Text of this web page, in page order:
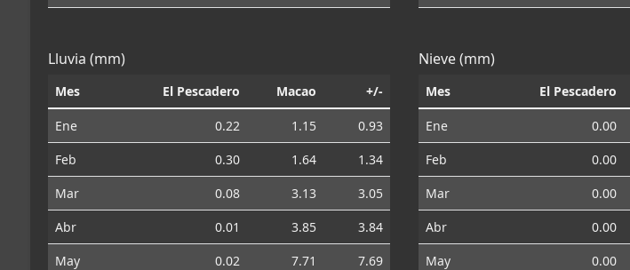
Lluvia (mm)
Mes El Pescadero Macao +/-
Ene 0.22 1.15
0.93
Feb
0.30 1.64
1.34
Mar
0.08 3.13
3.05
Abr
0.01 3.85
3.84
May
0.02 7.71
7.69
Nieve (mm)
Mes El Pescadero
Ene 0.00
Feb
0.00
Mar
0.00
Abr
0.00
May
0.00